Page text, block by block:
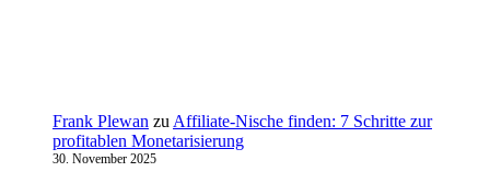
Frank Plewan zu Affiliate-Nische finden: 7 Schritte zur
profitablen Monetarisierung
30. November 2025